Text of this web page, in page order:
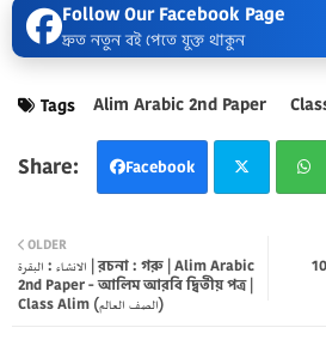
Follow Our Facebook Page
দ্রুত নতুন বই পেতে যুক্ত থাকুন
Tags Alim Arabic 2nd Paper
Facebook
tter atsa
OLDER
الانشاء : البقرة | রচনা : গরু | Alim Arabic
2nd Paper - আলিম আরবি দ্বিতীয় পত্র |
Class Alim (الصف العالم)